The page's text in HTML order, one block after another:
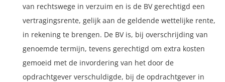
van rechtswege in verzuim en is de BV gerechtigd een
vertragingsrente, gelijk aan de geldende wettelijke rente,
in rekening te brengen. De BV is, bij overschrijding van
genoemde termijn, tevens gerechtigd om extra kosten
gemoeid met de invordering van het door de
opdrachtgever verschuldigde, bij de opdrachtgever in